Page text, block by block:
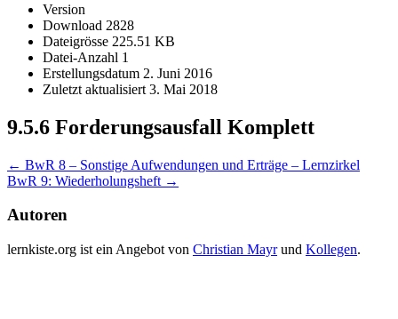
Version
Download 2828
Dateigrösse 225.51 KB
Datei-Anzahl 1
Erstellungsdatum 2. Juni 2016
Zuletzt aktualisiert 3. Mai 2018
9.5.6 Forderungsausfall Komplett
Post
navigation
← BwR 8 – Sonstige Aufwendungen und Erträge – Lernzirkel
BwR 9: Wiederholungsheft →
Autoren
lernkiste.org ist ein Angebot von Christian Mayrund Kollegen.